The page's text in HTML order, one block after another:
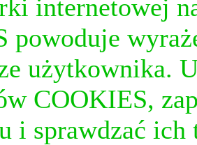
internetowej
powoduje
użytkownika.
COOKIES,
i sprawdzać ich